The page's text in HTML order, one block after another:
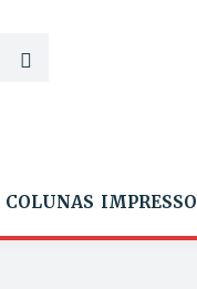
COLUNAS IMPRESSO